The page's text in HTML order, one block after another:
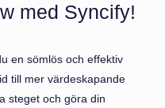
med Syncify!
en sömlös och effektiv
till mer värdeskapande
steget och göra din